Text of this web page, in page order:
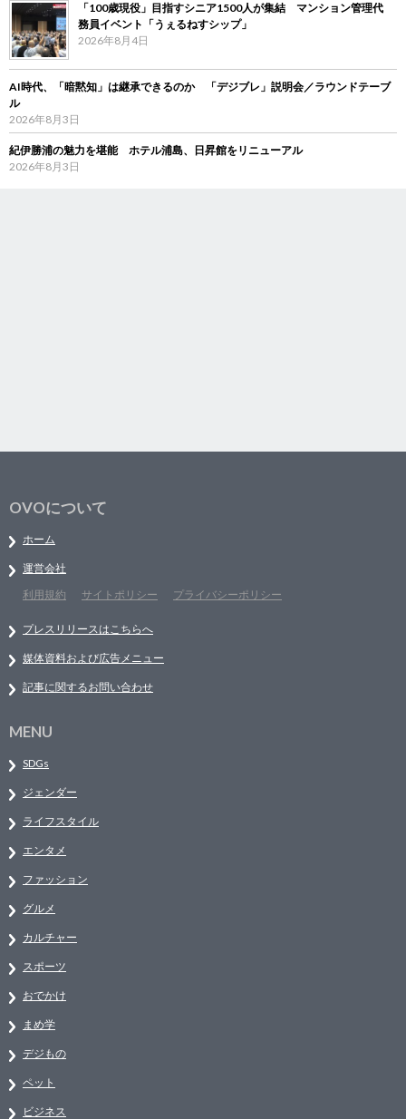
「100歳現役」目指すシニア1500人が集結 マンション管理代
務員イベント「うぇるねすシップ」
2026年8月4日
AI時代、「暗黙知」は継承できるのか 「デジブレ」説明会／ラウンドテーブ
ル
2026年8月3日
紀伊勝浦の魅力を堪能 ホテル浦島、日昇館をリニューアル
2026年8月3日
OVOについて
ホーム
運営会社
利用規約
サイトポリシー プライバシーポリシー
プレスリリースはこちらへ
媒体資料および広告メニュー
記事に関するお問い合わせ
MENU
SDGs
ジェンダー
ライフスタイル
エンタメ
ファッション
グルメ
カルチャー
スポーツ
おでかけ
まめ学
デジもの
ペット
ビジネス